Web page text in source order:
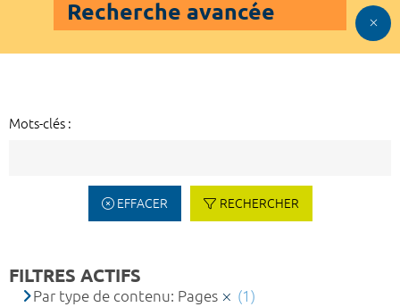
Recherche avancée
Mots-clés :
EFFACER RECHERCHER
FILTRES ACTIFS
Par type de contenu: Pages
(1)